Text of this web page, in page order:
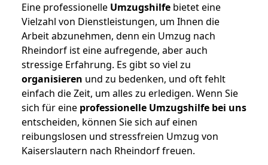
Eine professionelle Umzugshilfe bietet eine
Vielzahl von Dienstleistungen, um Ihnen die
Arbeit abzunehmen, denn ein Umzug nach
Rheindorf ist eine aufregende, aber auch
stressige Erfahrung. Es gibt so viel zu
organisieren und zu bedenken, und oft fehlt
einfach die Zeit, um alles zu erledigen. Wenn Sie
sich für eine professionelle Umzugshilfe bei uns
entscheiden, können Sie sich auf einen
reibungslosen und stressfreien Umzug von
Kaiserslautern nach Rheindorf freuen.